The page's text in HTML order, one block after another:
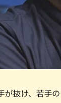
抜け、若手